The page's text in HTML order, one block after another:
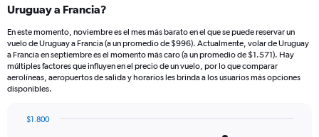
Uruguay a Francia?
En este momento, noviembre es el mes más barato en el que se puede reservar un
vuelo de Uruguay a Francia (a un promedio de $996). Actualmente, volar de Uruguay
a Francia en septiembre es el momento más caro (a un promedio de $1.571). Hay
múltiples factores que influyen en el precio de un vuelo, por lo que comparar
aerolíneas, aeropuertos de salida y horarios les brinda a los usuarios más opciones
disponibles.
$1.800